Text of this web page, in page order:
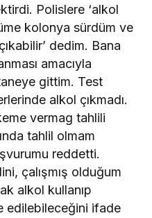
Polislere ‘alkol
kolonya sürdüm ve
dedim. Bana
amacıyla
gittim. Test
alkol çıkmadı.
vermag tahlili
tahlil olmam
reddetti.
çalışmış olduğum
alkol kullanıp
edilebileceğini ifade